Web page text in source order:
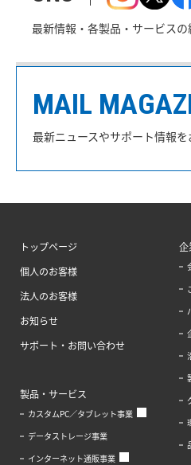
最新情報・各製品・サービス
MAIL
最新ニュースやサポート情報
トップページ
個人のお客様
法人のお客様
お知らせ
サポート・お問い合わせ
製品・サービス
カスタムPC／タブレット事業
データストレージ事業
インターネット通販事業
企